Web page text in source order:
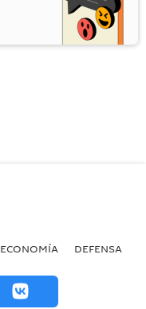
ECONOMÍA DEFENSA